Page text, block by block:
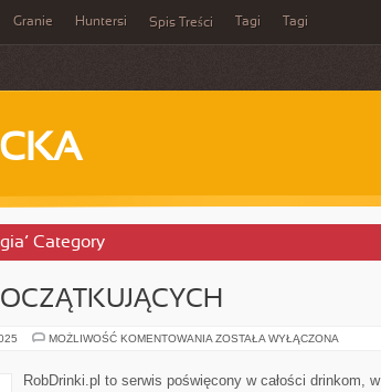
Granie Huntersi Spis Treści Tagi Tagi
Category
MOŻLIWOŚĆ KOMENTOWANIA PORADNIK
ZOSTAŁA WYŁĄCZONA
RobDrinki.pl to serwis poświęcony w całości drinkom, w